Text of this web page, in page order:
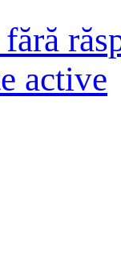
active